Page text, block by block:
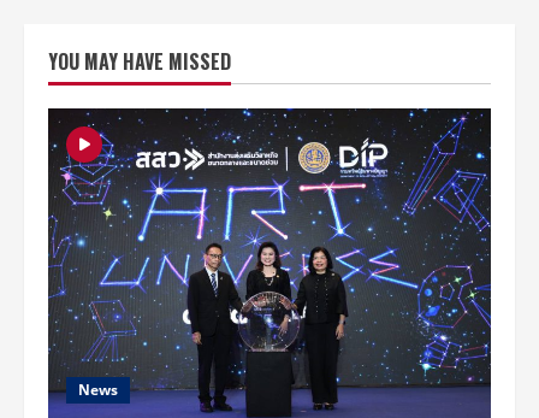
YOU MAY HAVE MISSED
News